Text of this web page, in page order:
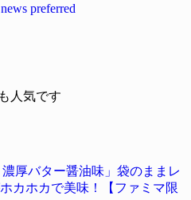
濃厚バター醤油味」袋のままレ
カホカで美味！【ファミマ限